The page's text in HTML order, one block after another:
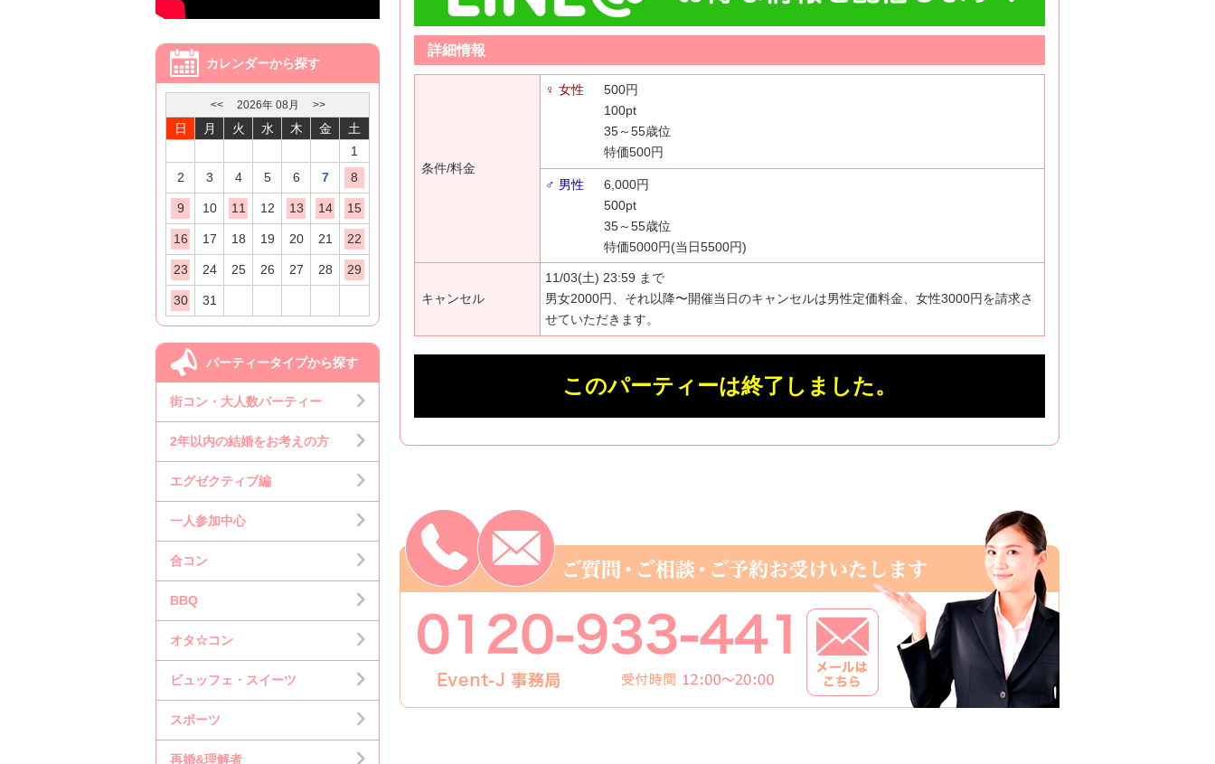
カレンダーから探す
<< 2026年 08 月 >>
日 月 火 水 木 金
土
1
2
3 4 5 6 7 8
9 10 11 12 13 14 15
16 17 18 19 20 21 22
23 24 25 26 27 28 29
30 31
パーティータイプから探す
街コン・大人数パーティー
2年以内の結婚をお考えの方
エグゼクティブ編
一人参加中心
合コン
BBQ
オタ☆コン
ビュッフェ・スイーツ
スポーツ
再婚&理解者
詳細情報
条件/料金
♀ 女性
500円
100pt
35～55歳位
特価500円
♂ 男性
6,000円
500pt
35～55歳位
特価5000円(当日5500円)
キャンセル
11/03(土) 23:59 まで
男女2000円、それ以降〜開催当日のキャンセルは男性定価料金、女性3000円を請求さ
せていただきます。
このパーティーは終了しました。